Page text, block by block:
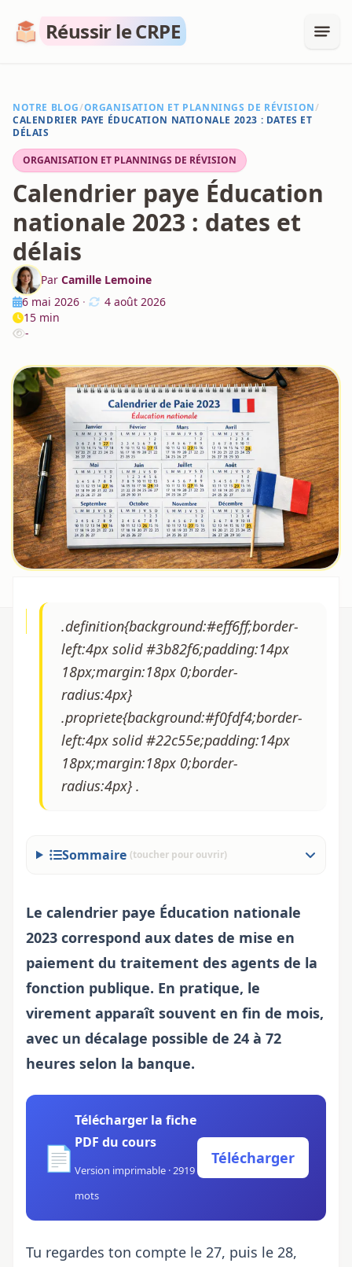
Réussir le CRPE
NOTRE BLOG/ORGANISATION ET PLANNINGS DE RÉVISION/
CALENDRIER PAYE ÉDUCATION NATIONALE 2023 : DATES ET
DÉLAIS
ORGANISATION ET PLANNINGS DE RÉVISION
Calendrier paye Éducation
nationale 2023 : dates et
délais
Par Camille Lemoine
6 mai 2026 ·
4 août 2026
15 min
-
.definition{background:#eff6ff;border-
left:4px solid #3b82f6;padding:14px
18px;margin:18px 0;border-
radius:4px}
.propriete{background:#f0fdf4;border-
left:4px solid #22c55e;padding:14px
18px;margin:18px 0;border-
radius:4px} .
Sommaire (toucher pour ouvrir)
Le calendrier paye Éducation nationale
2023 correspond aux dates de mise en
paiement du traitement des agents de la
fonction publique. En pratique, le
virement apparaît souvent en fin de mois,
avec un décalage possible de 24 à 72
heures selon la banque.
📄
Télécharger la fiche
PDF du cours
Version imprimable · 2919
mots
Télécharger
Tu regardes ton compte le 27, puis le 28,